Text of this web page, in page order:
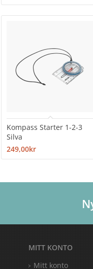
Kompass Starter 1-2-3
Silva
249,00kr
MITT KONTO
Mitt konto